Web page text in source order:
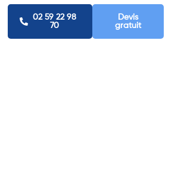
02 59 22 98
70
Devis
gratuit